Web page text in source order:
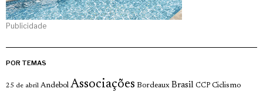
Publicidade
POR TEMAS
25 de abril Andebol Associações Bordeaux Brasil CCP Ciclismo